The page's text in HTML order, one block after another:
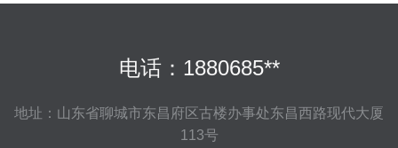
电话：1880685**
地址：山东省聊城市东昌府区古楼办事处东昌西路现代大厦
113号